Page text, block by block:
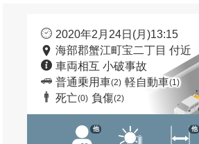
2020年2月24日(月)13:15
海部郡蟹江町宝二丁目 付近
車両相互 小破事故
普通乗用車(2) 軽自動車(1)
死亡(0) 負傷(2)
他 他